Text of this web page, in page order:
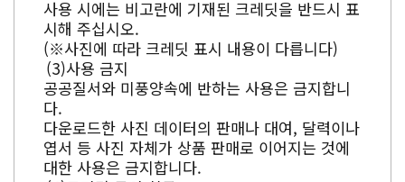
사용 시에는 비고란에 기재된 크레딧을 반드시 표
시해 주십시오.
(※사진에 따라 크레딧 표시 내용이 다릅니다)
사용 금지
공공질서와 미풍양속에 반하는 사용은 금지합니
다.
다운로드한 사진 데이터의 판매나 대여, 달력이나
엽서 등 사진 자체가 상품 판매로 이어지는 것에
대한 사용은 금지합니다.